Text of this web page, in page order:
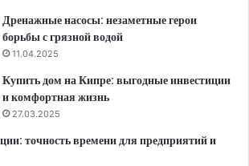
Дренажные насосы: незаметные герои
борьбы с грязной водой
11.04.2025
Купить дом на Кипре: выгодные инвестиции
и комфортная жизнь
27.03.2025
точность времени для предприятий и